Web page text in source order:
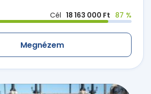
Cél 18 163 000 Ft 87 %
Megnézem